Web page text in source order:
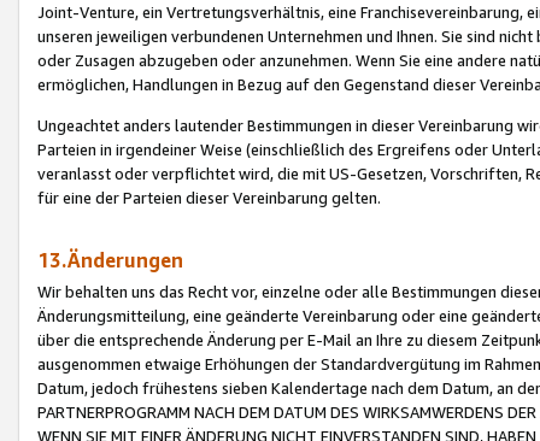
Joint-Venture, ein Vertretungsverhältnis, eine Franchisevereinbarung,
unseren jeweiligen verbundenen Unternehmen und Ihnen. Sie sind
oder Zusagen abzugeben oder anzunehmen. Wenn Sie eine andere
ermöglichen, Handlungen in Bezug auf den Gegenstand dieser
Ungeachtet anders lautender Bestimmungen in dieser Vereinbarung
Parteien in irgendeiner Weise (einschließlich des Ergreifens oder
veranlasst oder verpflichtet wird, die mit US-Gesetzen, Vorschriften,
für eine der Parteien dieser Vereinbarung gelten.
13.Änderungen
Wir behalten uns das Recht vor, einzelne oder alle Bestimmungen
Änderungsmitteilung, eine geänderte Vereinbarung oder eine
über die entsprechende Änderung per E-Mail an Ihre zu diesem
ausgenommen etwaige Erhöhungen der Standardvergütung im
Datum, jedoch frühestens sieben Kalendertage nach dem Datum, an
PARTNERPROGRAMM NACH DEM DATUM DES WIRKSAMWERDENS
WENN SIE MIT EINER ÄNDERUNG NICHT EINVERSTANDEN SIND,